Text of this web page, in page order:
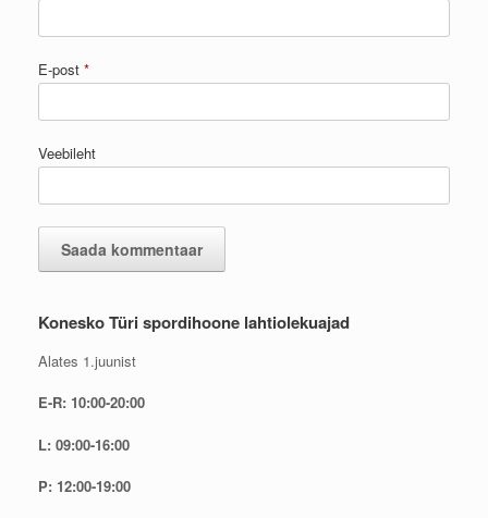
E-post *
Veebileht
Konesko Türi spordihoone lahtiolekuajad
Alates 1.juunist
E-R: 10:00-20:00
L: 09:00-16:00
P: 12:00-19:00